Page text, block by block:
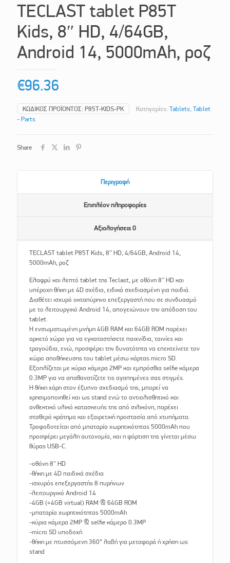
TECLAST tablet P85T
Kids, 8″ HD, 4/64GB,
Android 14, 5000mAh, ροζ
€96.36
ΚΩΔΙΚΌΣ ΠΡΟΪΌΝΤΟΣ: P85T-KIDS-PK Κατηγορίες: Tablets, Tablet
- Parts
Share
Περιγραφή
Επιπλέον πληροφορίες
Αξιολογήσεις 0
TECLAST tablet P85T Kids, 8″ HD, 4/64GB, Android 14,
5000mAh, ροζ
Ελαφρύ και λεπτό tablet της Teclast, με οθόνη 8″ HD και
υπέροχη θήκη με 4D σχέδια, ειδικά σχεδιασμένη για παιδιά.
Διαθέτει ισχυρό οκταπύρηνο επεξεργαστή που σε συνδυασμό
με το λειτουργικό Android 14, απογειώνουν την απόδοση του
tablet.
Η ενσωματωμένη μνήμη 4GB RAM και 64GB ROM παρέχει
αρκετό χώρο για να εγκαταστήσετε παιχνίδια, ταινίες και
τραγούδια, ενώ, προσφέρει την δυνατότητα να επεκτείνετε τον
χώρο αποθήκευσης του tablet μέσω κάρτας micro SD.
Εξοπλίζεται με κύρια κάμερα 2MP και εμπρόσθια selfie κάμερα
0.3MP για να απαθανατίζετε τις αγαπημένες σας στιγμές.
Η θήκη χάρη στον έξυπνο σχεδιασμό της, μπορεί να
χρησιμοποιηθεί και ως stand ενώ το αντιολισθητικό και
ανθεκτικό υλικό κατασκευής της από σιλικόνη, παρέχει
σταθερό κράτημα και εξαιρετική προστασία από χτυπήματα.
Τροφοδοτείται από μπαταρία χωρητικότητας 5000mAh που
προσφέρει μεγάλη αυτονομία, και η φόρτιση της γίνεται μέσω
θύρας USB-C.
-οθόνη 8″ HD
-θήκη με 4D παιδικά σχέδια
-ισχυρός επεξεργαστής 8 πυρήνων
-λειτουργικό Android 14
-4GB (+4GB virtual) RAM & 64GB ROM
-μπαταρία χωρητικότητας 5000mAh
-κύρια κάμερα 2MP & selfie κάμερα 0.3MP
-micro SD υποδοχή
-θήκη με πτυσσόμενη 360° λαβή για μεταφορά ή χρήση ως
stand